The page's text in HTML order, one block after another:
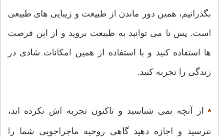
بگذرانیم، همین دور ماندن از طبیعت و زیبایی های طبیعی
است. پس تا می توانید به طبیعت بروید و از این فرصت
ها استفاده کنید و با استفاده از همین امکانات شادی در
زندگی را تجربه کنید.
*از آنچه نمی شناسید و تاکنون تجربه اش نکرده اید،
نترسید و اجازه دهید گاهی روحیه ماجراجویی شما را